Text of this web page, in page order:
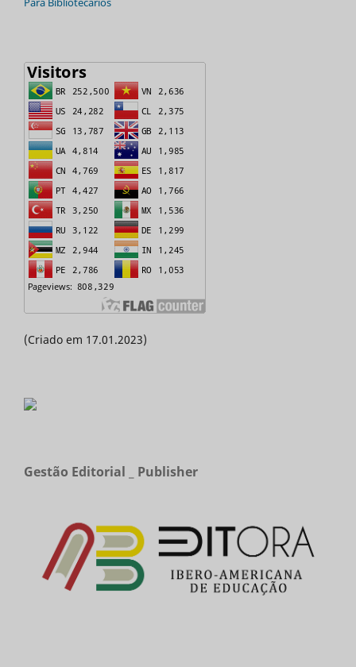
(Criado em 17.01.2023)
Gestão Editorial _ Publisher